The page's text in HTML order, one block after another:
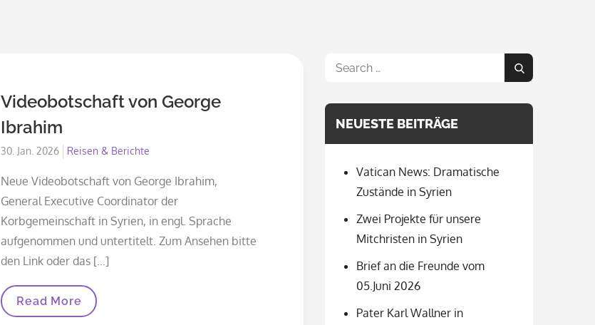
Videobotschaft von George
Ibrahim
Posted
30. Jan. 2026 Reisen & Berichte
Neue Videobotschaft von George Ibrahim,
General Executive Coordinator der
Korbgemeinschaft in Syrien, in engl. Sprache
aufgenommen und untertitelt. Zum Ansehen bitte
den Link oder das […]
Videobotschaft
Von
Read More
Search
Search
NEUESTE BEITRÄGE
Vatican News: Dramatische
Zustände in Syrien
Zwei Projekte für unsere
Mitchristen in Syrien
Brief an die Freunde vom
05.Juni 2026
Pater Karl Wallner in